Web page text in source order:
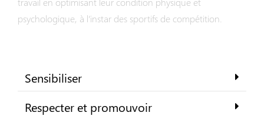
psychologique, à l’instar des sportifs de compétition.
Sensibiliser
Respecter et promouvoir